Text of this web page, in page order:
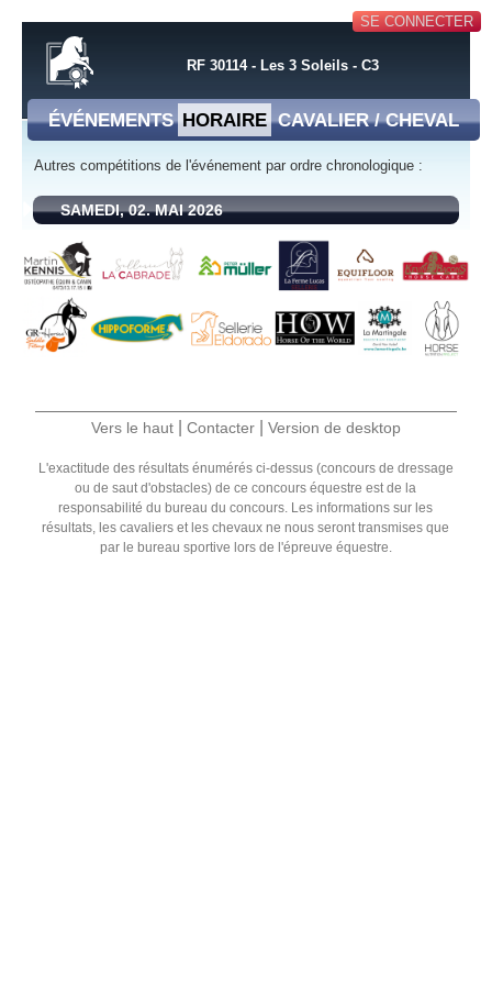
SE CONNECTER
RF 30114 - Les 3 Soleils - C3
ÉVÉNEMENTS HORAIRE CAVALIER / CHEVAL
Autres compétitions de l'événement par ordre chronologique :
SAMEDI, 02. MAI 2026
Vers le haut Contacter Version de desktop
L'exactitude des résultats énumérés ci-dessus (concours de dressage
ou de saut d'obstacles) de ce concours équestre est de la
responsabilité du bureau du concours. Les informations sur les
résultats, les cavaliers et les chevaux ne nous seront transmises que
par le bureau sportive lors de l'épreuve équestre.